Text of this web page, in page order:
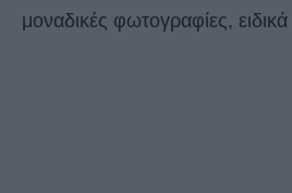
μοναδικές φωτογραφίες,